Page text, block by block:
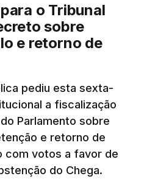
o Tribunal
sobre
e retorno de
pediu esta sexta-
a fiscalização
Parlamento sobre
e retorno de
com votos a favor de
do Chega.